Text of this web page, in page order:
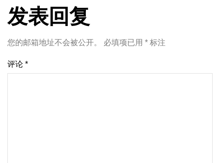
发表回复
您的邮箱地址不会被公开。 必填项已用 * 标注
评论 *